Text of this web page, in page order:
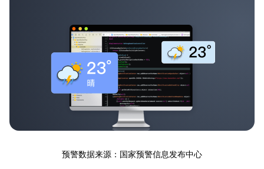
预警数据来源：国家预警信息发布中心